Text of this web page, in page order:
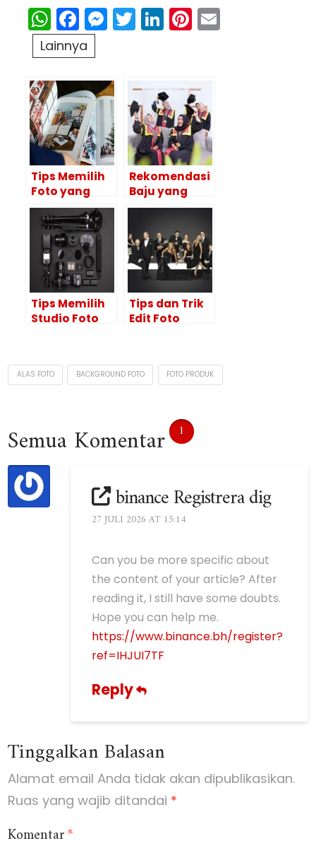
WhatsApp
Facebook
Messenger
Twitter
LinkedIn
Pinterest
Lainnya
Tips Memilih
Foto yang
Bagus Untuk
Desain
Katalog
Produk
Rekomendasi
Baju yang
Cocok Untuk
Bersama
Teman
Tips Memilih
Studio Foto
atau
Kebutuhan
Tips dan Trik
Edit Foto
Yang Menarik
ALAS FOTO BACKGROUND FOTO FOTO PRODUK
Semua Komentar 1
binance Registrera dig
27 JULI 2026 AT 15:14
Can you be more specific about
the content of your article? After
reading it, I still have some doubts.
Hope you can help me.
https://www.binance.bh/register?
ref=IHJUI7TF
Reply
Tinggalkan Balasan
Alamat email Anda tidak akan dipublikasikan.
Ruas yang wajib ditandai *
Komentar*